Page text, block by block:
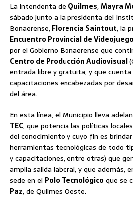
La intendenta de Quilmes,Mayra
sábado junto a la presidenta del
Bonaerense,Florencia Saintout, la
Encuentro Provincial de
por el Gobierno Bonaerense que
Centro de Producción Audiovisual
entrada libre y gratuita, y que cuenta
capacitaciones encabezadas por
del área.
En esta línea, el Municipio lleva
TEC, que potencia las políticas
del conocimiento y cuyo fin es
herramientas tecnológicas de todo
y capacitaciones, entre otras) que
amplia salida laboral, y que además,
sede en el Polo Tecnológico que se
Paz, de Quilmes Oeste.